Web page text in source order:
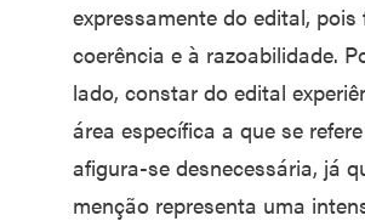
expressamente do edital, pois
coerência e à razoabilidade.
lado, constar do edital
área específica a que se
afigura-se desnecessária, já
menção representa uma